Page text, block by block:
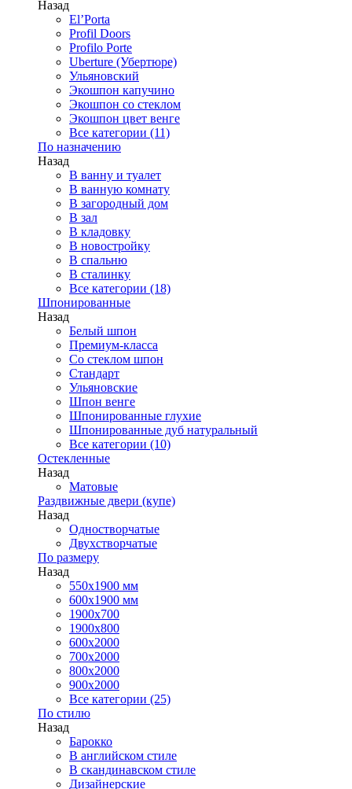
Назад
El’Porta
Profil Doors
Profilo Porte
Uberture (Убертюре)
Ульяновский
Экошпон капучино
Экошпон со стеклом
Экошпон цвет венге
Все категории (11)
По назначению
Назад
В ванну и туалет
В ванную комнату
В загородный дом
В зал
В кладовку
В новостройку
В спальню
В сталинку
Все категории (18)
Шпонированные
Назад
Белый шпон
Премиум-класса
Со стеклом шпон
Стандарт
Ульяновские
Шпон венге
Шпонированные глухие
Шпонированные дуб натуральный
Все категории (10)
Остекленные
Назад
Матовые
Раздвижные двери (купе)
Назад
Одностворчатые
Двухстворчатые
По размеру
Назад
550x1900 мм
600x1900 мм
1900х700
1900х800
600x2000
700x2000
800x2000
900x2000
Все категории (25)
По стилю
Назад
Барокко
В английском стиле
В скандинавском стиле
Дизайнерские